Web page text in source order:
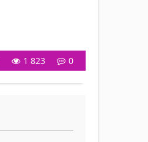
1 823 0